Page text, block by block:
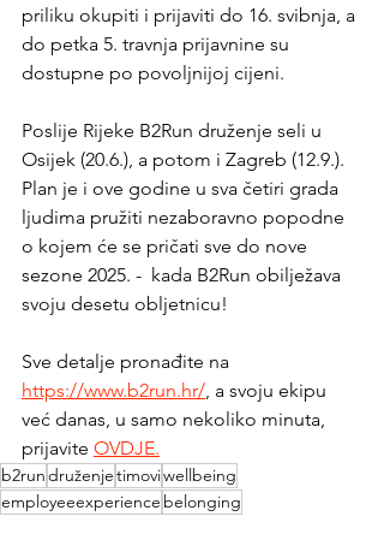
priliku okupiti i prijaviti do 16. svibnja, a
do petka 5. travnja prijavnine su
dostupne po povoljnijoj cijeni.
Poslije Rijeke B2Run druženje seli u
Osijek (20.6.), a potom i Zagreb (12.9.).
Plan je i ove godine u sva četiri grada
ljudima pružiti nezaboravno popodne
o kojem će se pričati sve do nove
sezone 2025. -  kada B2Run obilježava
svoju desetu obljetnicu!
Sve detalje pronađite na
https://www.b2run.hr/, a svoju ekipu
već danas, u samo nekoliko minuta,
prijavite OVDJE.
b2rundruženjetimoviwellbeing
employeeexperience belonging